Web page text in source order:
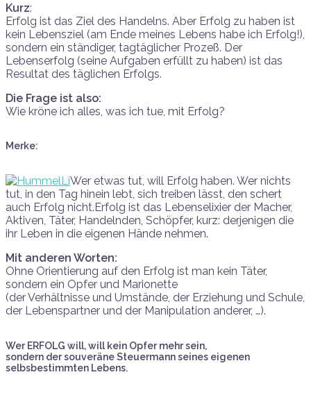
Kurz:
Erfolg ist das Ziel des Handelns. Aber Erfolg zu haben ist
kein Lebensziel (am Ende meines Lebens habe ich Erfolg!),
sondern ein ständiger, tagtäglicher Prozeß. Der
Lebenserfolg (seine Aufgaben erfüllt zu haben) ist das
Resultat des täglichen Erfolgs.
Die Frage ist also:
Wie kröne ich alles, was ich tue, mit Erfolg?
Merke:
Wer etwas tut, will Erfolg haben. Wer nichts
tut, in den Tag hinein lebt, sich treiben lässt, den schert
auch Erfolg nicht.Erfolg ist das Lebenselixier der Macher,
Aktiven, Täter, Handelnden, Schöpfer, kurz: derjenigen die
ihr Leben in die eigenen Hände nehmen.
Mit anderen Worten:
Ohne Orientierung auf den Erfolg ist man kein Täter,
sondern ein Opfer und Marionette
(der Verhältnisse und Umstände, der Erziehung und Schule,
der Lebenspartner und der Manipulation anderer, …).
Wer ERFOLG will, will kein Opfer mehr sein,
sondern der souveräne Steuermann seines eigenen
selbsbestimmten Lebens.